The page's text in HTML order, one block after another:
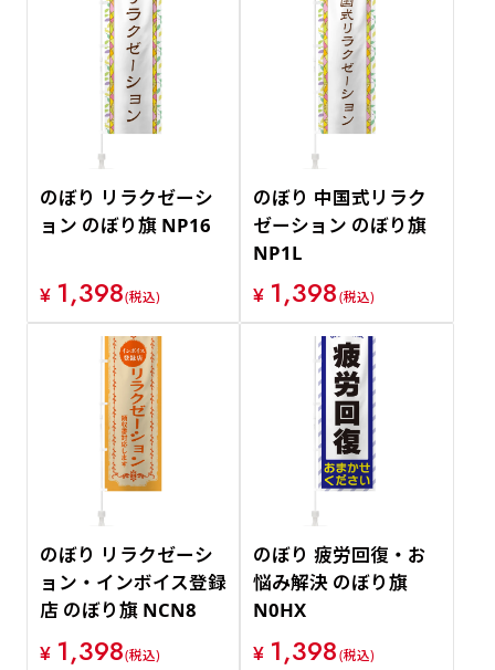
のぼり リラクゼーシ
ョン のぼり旗 NP16
¥ 1,398(税込)
のぼり 中国式リラク
ゼーション のぼり旗
NP1L
¥ 1,398(税込)
のぼり リラクゼーシ
ョン・インボイス登録
店 のぼり旗 NCN8
¥ 1,398(税込)
のぼり 疲労回復・お
悩み解決 のぼり旗
N0HX
¥ 1,398(税込)